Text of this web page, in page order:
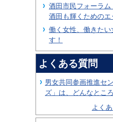
酒田市民フォーラム
酒田も輝くためのエ
働く女性、働きたい
す！
よくある質問
男女共同参画推進セ
ズ」は、どんなとこ
よく